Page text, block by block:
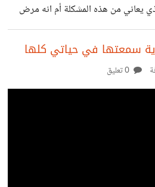
يعاني من هذه المشكلة أم انه مرض
و تجارب فعالة
سمعتها في حياتي كلها